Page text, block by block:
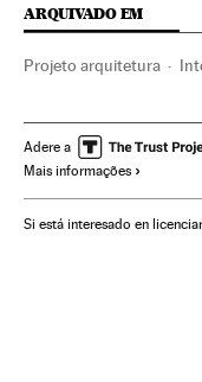
ARQUIVADO EM
Projeto arquitetura
Decoração lar Casa lar
Meio ambiente
Adere a
Mais informações
Si está interesado en